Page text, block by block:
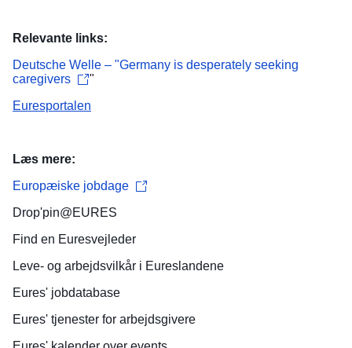
Relevante links:
Deutsche Welle – "Germany is desperately seeking
caregivers
"
Euresportalen
Læs mere:
Europæiske jobdage
Drop'pin@EURES
Find en Euresvejleder
Leve- og arbejdsvilkår i Eureslandene
Eures' jobdatabase
Eures' tjenester for arbejdsgivere